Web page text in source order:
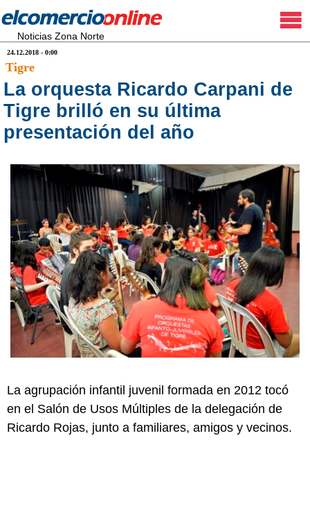
Noticias Zona Norte
24.12.2018 - 0:00
Tigre
La orquesta Ricardo Carpani de
Tigre brilló en su última
presentación del año
La agrupación infantil juvenil formada en 2012 tocó
en el Salón de Usos Múltiples de la delegación de
Ricardo Rojas, junto a familiares, amigos y vecinos.